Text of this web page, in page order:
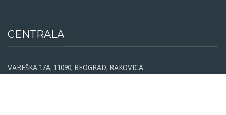
CENTRALA
VAREŠKA 17A, 11090, BEOGRAD, RAKOVICA